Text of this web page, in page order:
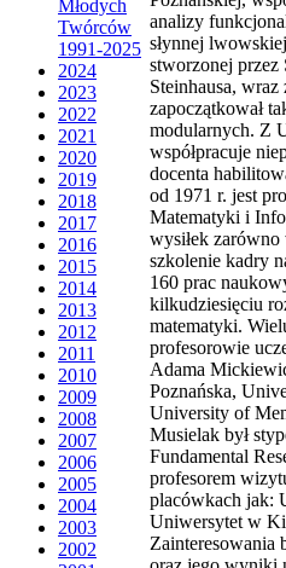
Młodych
Twórców
1991-2025
2024
2023
2022
2021
2020
2019
2018
2017
2016
2015
2014
2013
2012
2011
2010
2009
2008
2007
2006
2005
2004
2003
2002
analizy
słynnej
stworzonej przez
Steinhausa,
zapoczątkował
modularnych. Z
współpracuje
docenta
od 1971 r. jest
Matematyki i
wysiłek
szkolenie kadry
160 prac
kilkudziesięciu
matematyki.
profesorowie
Adama
Poznańska,
University of
Musielak był
Fundamental
profesorem
placówkach jak:
Uniwersytet w
Zainteresowania